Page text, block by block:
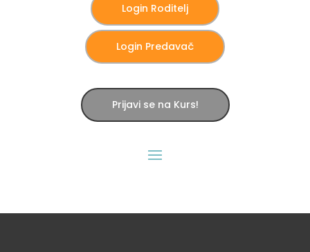
Login Roditelj
Login Predavač
Prijavi se na Kurs!